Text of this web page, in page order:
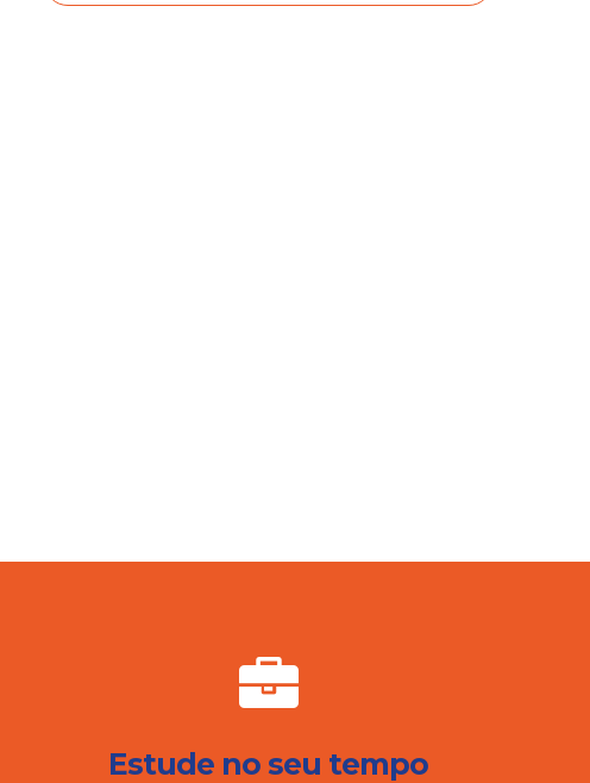
Estude no seu tempo